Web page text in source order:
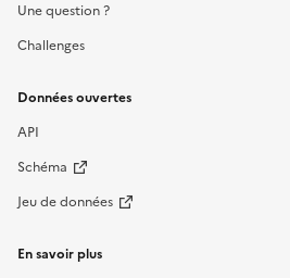
Une question ?
Challenges
Données ouvertes
API
Schéma
Jeu de données
En savoir plus